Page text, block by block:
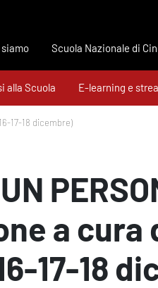
siamo Scuola Nazionale di
alla Scuola E-learning e
17-18 dicembre)
a cura
17-18